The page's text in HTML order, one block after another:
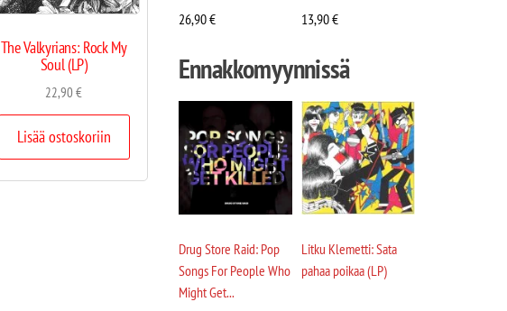
The Valkyrians: Rock My
Soul (LP)
22,90€
Lisää ostoskoriin
26,90€
13,90€
Ennakkomyynnissä
Drug Store Raid: Pop
Songs For People Who
Might Get...
Litku Klemetti: Sata
pahaa poikaa (LP)